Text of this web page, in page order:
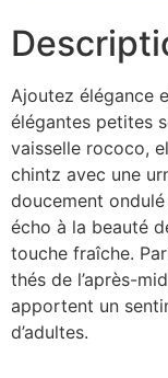
Ajoutez élégance
élégantes petites
vaisselle rococo,
chintz avec une
doucement
écho à la beauté
touche fraîche.
thés de l’après-
apportent un
d’adultes.